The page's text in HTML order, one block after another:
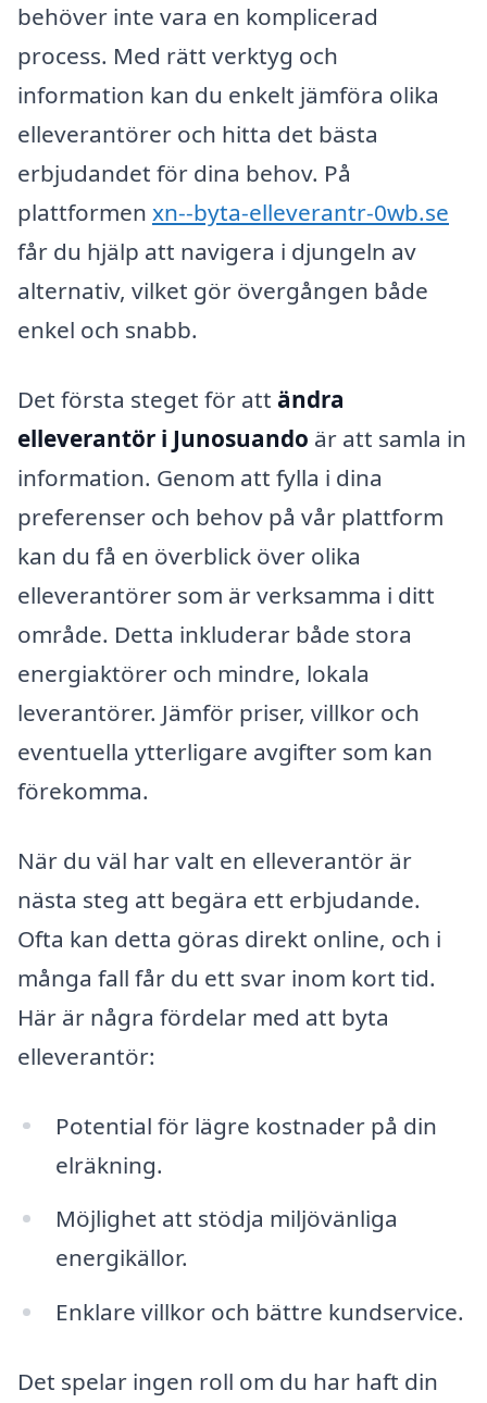
behöver inte vara en komplicerad
process. Med rätt verktyg och
information kan du enkelt jämföra olika
elleverantörer och hitta det bästa
erbjudandet för dina behov. På
plattformen xn--byta-elleverantr-0wb.se
får du hjälp att navigera i djungeln av
alternativ, vilket gör övergången både
enkel och snabb.
Det första steget för att ändra
elleverantör i Junosuando är att samla in
information. Genom att fylla i dina
preferenser och behov på vår plattform
kan du få en överblick över olika
elleverantörer som är verksamma i ditt
område. Detta inkluderar både stora
energiaktörer och mindre, lokala
leverantörer. Jämför priser, villkor och
eventuella ytterligare avgifter som kan
förekomma.
När du väl har valt en elleverantör är
nästa steg att begära ett erbjudande.
Ofta kan detta göras direkt online, och i
många fall får du ett svar inom kort tid.
Här är några fördelar med att byta
elleverantör:
Potential för lägre kostnader på din
elräkning.
Möjlighet att stödja miljövänliga
energikällor.
Enklare villkor och bättre kundservice.
Det spelar ingen roll om du har haft din